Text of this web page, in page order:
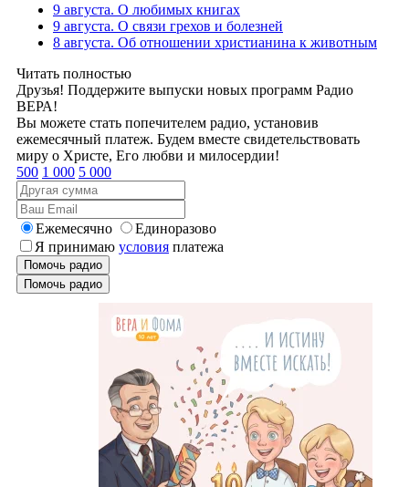
9 августа. О любимых книгах
9 августа. О связи грехов и болезней
8 августа. Об отношении христианина к животным
Читать полностью
Друзья! Поддержите выпуски новых программ Радио
ВЕРА!
Вы можете стать попечителем радио, установив
ежемесячный платеж. Будем вместе свидетельствовать
миру о Христе, Его любви и милосердии!
500 1 000 5 000
Ежемесячно
Единоразово
Я принимаю условия платежа
Помочь радио
Помочь радио